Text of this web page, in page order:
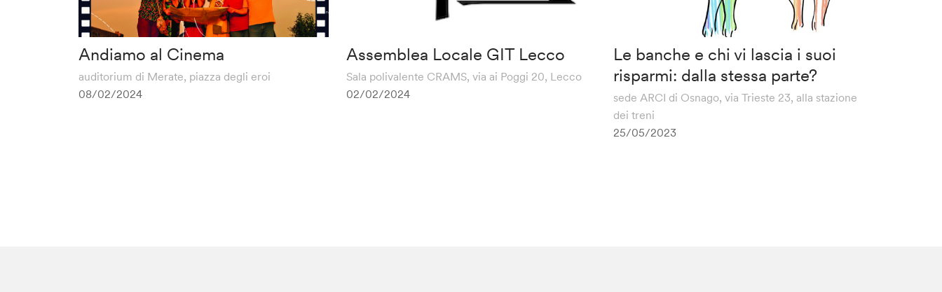
Andiamo al Cinema
auditorium di Merate, piazza degli eroi
08/02/2024
Assemblea Locale GIT Lecco
Sala polivalente CRAMS, via ai Poggi 20, Lecco
02/02/2024
Le banche e chi vi lascia i suoi
risparmi: dalla stessa parte?
sede ARCI di Osnago, via Trieste 23, alla stazione
dei treni
25/05/2023